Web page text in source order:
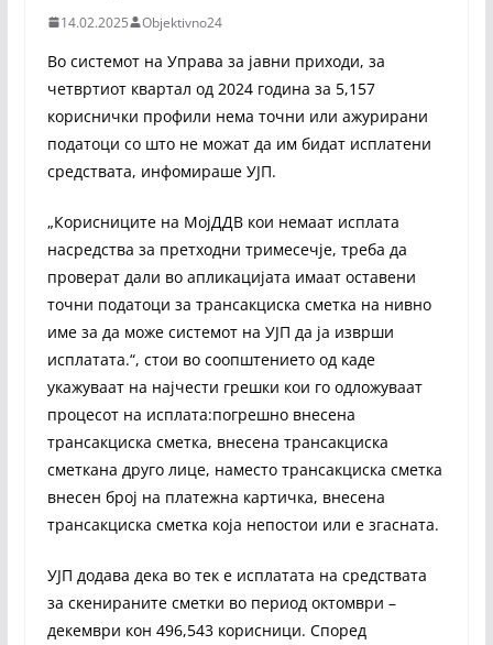
14.02.2025 Objektivno24
Во системот на Управа за јавни приходи, за
четвртиот квартал од 2024 година за 5,157
кориснички профили нема точни или ажурирани
податоци со што не можат да им бидат исплатени
средствата, инфомираше УЈП.
„Корисниците на МојДДВ кои немаат исплата
насредства за претходни тримесечје, треба да
проверат дали во апликацијата имаат оставени
точни податоци за трансакциска сметка на нивно
име за да може системот на УЈП да ја изврши
исплатата.“, стои во соопштението од каде
укажуваат на најчести грешки кои го одложуваат
процесот на исплата:погрешно внесена
трансакциска сметка, внесена трансакциска
сметкана друго лице, наместо трансакциска сметка
внесен број на платежна картичка, внесена
трансакциска сметка која непостои или е згасната.
УЈП додава дека во тек е исплатата на средствата
за скенираните сметки во период октомври –
декември кон 496,543 корисници. Според